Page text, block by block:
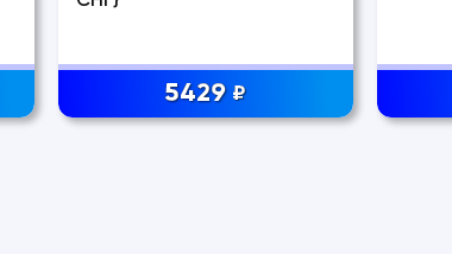
5429 ₽